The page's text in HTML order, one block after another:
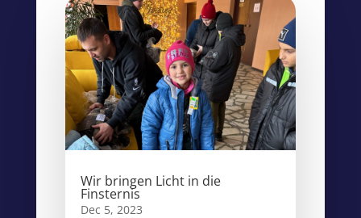
Wir bringen Licht in die
Finsternis
Dec 5, 2023